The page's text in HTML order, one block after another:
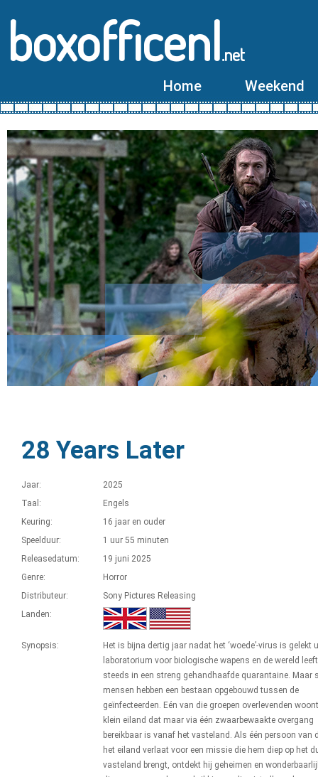
boxofficenl.net
Home Weekend
28 Years Later
Jaar:
2025
Taal:
Engels
Keuring:
16 jaar en ouder
Speelduur:
1 uur 55 minuten
Releasedatum:
19 juni 2025
Genre:
Horror
Distributeur:
Sony Pictures Releasing
Landen:
Synopsis:
Het is bijna dertig jaar nadat het ‘woede’-virus is gelekt
laboratorium voor biologische wapens en de wereld
steeds in een streng gehandhaafde quarantaine. Maar
mensen hebben een bestaan opgebouwd tussen de
geïnfecteerden. Eén van die groepen overlevenden
klein eiland dat maar via één zwaarbewaakte overgang
bereikbaar is vanaf het vasteland. Als één persoon van
het eiland verlaat voor een missie die hem diep op het
vasteland brengt, ontdekt hij geheimen en